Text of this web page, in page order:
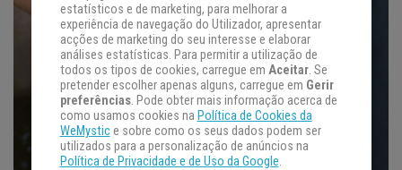
estatísticos e de marketing, para melhorar a
experiência de navegação do Utilizador, apresentar
acções de marketing do seu interesse e elaborar
análises estatísticas. Para permitir a utilização de
todos os tipos de cookies, carregue em Aceitar. Se
pretender escolher apenas alguns, carregue em Gerir
preferências. Pode obter mais informação acerca de
como usamos cookies na Política de Cookies da
WeMystice sobre como os seus dados podem ser
utilizados para a personalização de anúncios na
Política de Privacidade e de Uso da Google.